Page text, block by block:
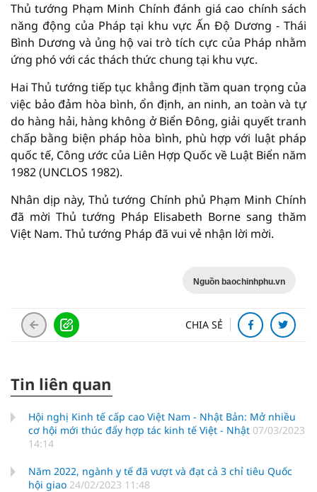
Thủ tướng Phạm Minh Chính đánh giá cao chính sách
năng động của Pháp tại khu vực Ấn Độ Dương - Thái
Bình Dương và ủng hộ vai trò tích cực của Pháp nhằm
ứng phó với các thách thức chung tại khu vực.
Hai Thủ tướng tiếp tục khẳng định tầm quan trọng của
việc bảo đảm hòa bình, ổn định, an ninh, an toàn và tự
do hàng hải, hàng không ở Biển Đông, giải quyết tranh
chấp bằng biện pháp hòa bình, phù hợp với luật pháp
quốc tế, Công ước của Liên Hợp Quốc về Luật Biển năm
1982 (UNCLOS 1982).
Nhân dịp này, Thủ tướng Chính phủ Phạm Minh Chính
đã mời Thủ tướng Pháp Elisabeth Borne sang thăm
Việt Nam. Thủ tướng Pháp đã vui vẻ nhận lời mời.
Nguồn baochinhphu.vn
CHIA SẺ
Tin liên quan
Hội nghị Kinh tế cấp cao Việt Nam - Nhật Bản: Mở nhiều
cơ hội mới thúc đẩy hợp tác kinh tế Việt - Nhật 07/03/2023
14:14
Năm 2022, ngành y tế đã vượt và đạt cả 3 chỉ tiêu Quốc
hội giao 24/02/2023 11:48